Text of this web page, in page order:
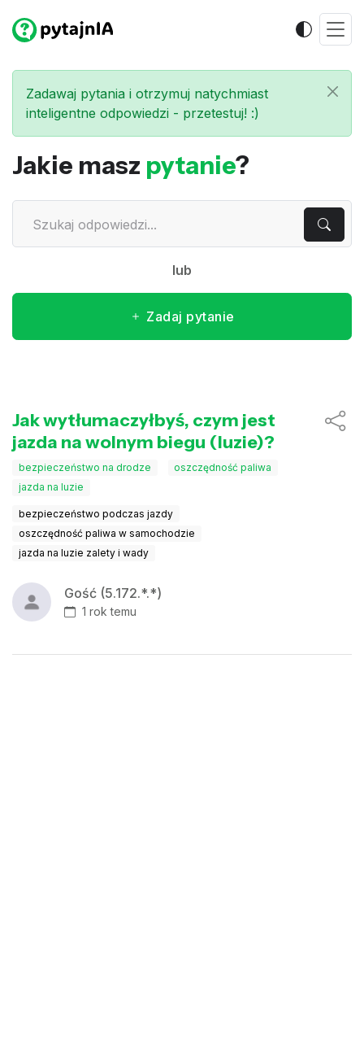
Zadawaj pytania i otrzymuj natychmiast
inteligentne odpowiedzi - przetestuj! :)
Jakie masz pytanie?
lub
Zadaj pytanie
Jak wytłumaczyłbyś, czym jest
jazda na wolnym biegu (luzie)?
bezpieczeństwo na drodze
oszczędność paliwa
jazda na luzie
bezpieczeństwo podczas jazdy
oszczędność paliwa w samochodzie
jazda na luzie zalety i wady
Gość (5.172.*.*)
1 rok temu